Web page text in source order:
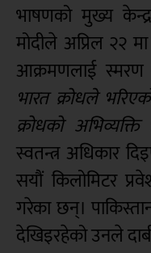
भाषणको मुख्य
मोदीले अप्रिल २२
आक्रमणलाई स्मरण
भारत क्रोधले
क्रोधको अभिव्यक्ति
स्वतन्त्र अधिकार
सयौं किलोमिटर
गरेका छन्।
देखिइरहेको उनले